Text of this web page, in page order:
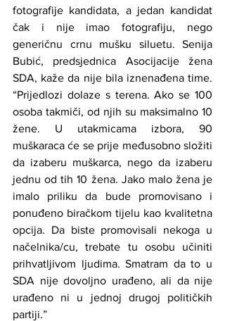
fotografije kandidata, a jedan kandidat
čak i nije imao fotografiju, nego
generičnu crnu mušku siluetu. Senija
Bubić, predsjednica Asocijacije žena
SDA, kaže da nije bila iznenađena time.
“Prijedlozi dolaze s terena. Ako se 100
osoba takmiči, od njih su maksimalno 10
žene. U utakmicama izbora, 90
muškaraca će se prije međusobno složiti
da izaberu muškarca, nego da izaberu
jednu od tih 10 žena. Jako malo žena je
imalo priliku da bude promovisano i
ponuđeno biračkom tijelu kao kvalitetna
opcija. Da biste promovisali nekoga u
načelnika/cu, trebate tu osobu učiniti
prihvatljivom ljudima. Smatram da to u
SDA nije dovoljno urađeno, ali da nije
urađeno ni u jednoj drugoj političkih
partiji.”